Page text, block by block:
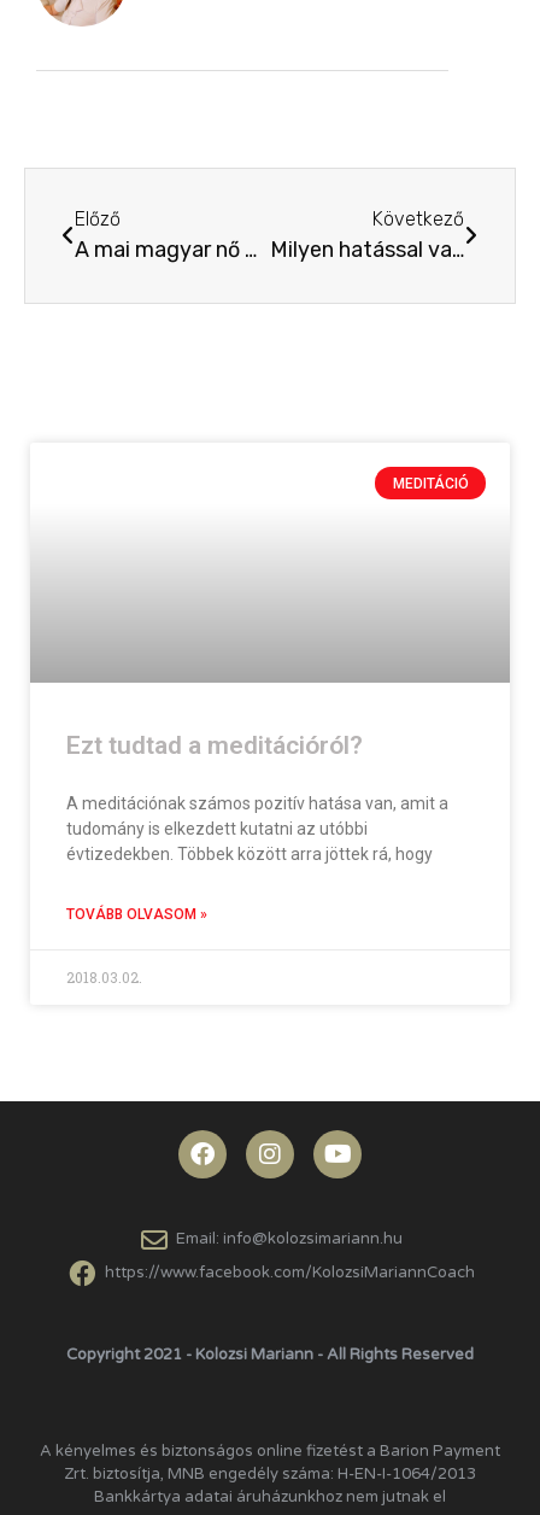
Előző
A mai magyar nő problémái
Következő
Milyen hatással van a szervezetedre a meditáció?
MEDITÁCIÓ
Ezt tudtad a meditációról?
A meditációnak számos pozitív hatása van, amit a
tudomány is elkezdett kutatni az utóbbi
évtizedekben. Többek között arra jöttek rá, hogy
TOVÁBB OLVASOM »
2018.03.02.
Email: info@kolozsimariann.hu
https://www.facebook.com/KolozsiMariannCoach
Copyright 2021 - Kolozsi Mariann - All Rights Reserved
A kényelmes és biztonságos online fizetést a Barion Payment
Zrt. biztosítja, MNB engedély száma: H-EN-I-1064/2013
Bankkártya adatai áruházunkhoz nem jutnak el